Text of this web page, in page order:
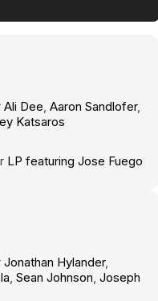
Ali Dee Aaron Sandlofer
Katsaros
LP featuring Jose Fuego
Jonathan Hylander
Sean Johnson Joseph